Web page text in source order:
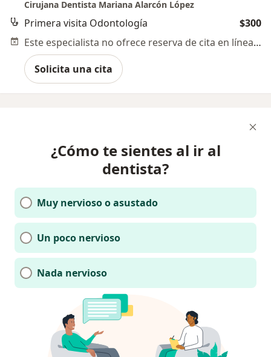
Cirujana Dentista Mariana Alarcón López
Primera visita Odontología
$300
Este especialista no ofrece reserva de cita en línea en esta dirección.
Solicita una cita
¿Cómo te sientes al ir al
dentista?
Muy nervioso o asustado
Un poco nervioso
Nada nervioso